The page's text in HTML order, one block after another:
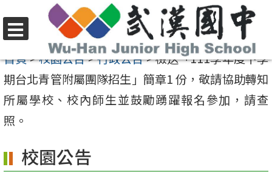
至
要
內
容
選
單
首頁>校園公告>行政公告>檢送「111學年度下學
期台北青管附屬團隊招生」簡章1 份，敬請協助轉知
所屬學校、校內師生並鼓勵踴躍報名參加，請查
照。
校園公告